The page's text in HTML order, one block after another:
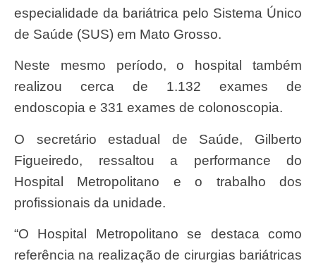
especialidade da bariátrica pelo Sistema Único
de Saúde (SUS) em Mato Grosso.
Neste mesmo período, o hospital também
realizou cerca de 1.132 exames de
endoscopia e 331 exames de colonoscopia.
O secretário estadual de Saúde, Gilberto
Figueiredo, ressaltou a performance do
Hospital Metropolitano e o trabalho dos
profissionais da unidade.
“O Hospital Metropolitano se destaca como
referência na realização de cirurgias bariátricas